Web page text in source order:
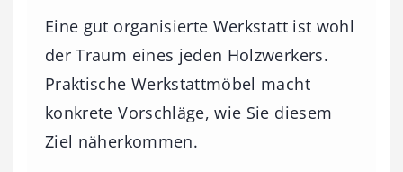
,
0
0
€
Eine gut organisierte Werkstatt ist wohl
der Traum eines jeden Holzwerkers.
Praktische Werkstattmöbel macht
konkrete Vorschläge, wie Sie diesem
Ziel näherkommen.